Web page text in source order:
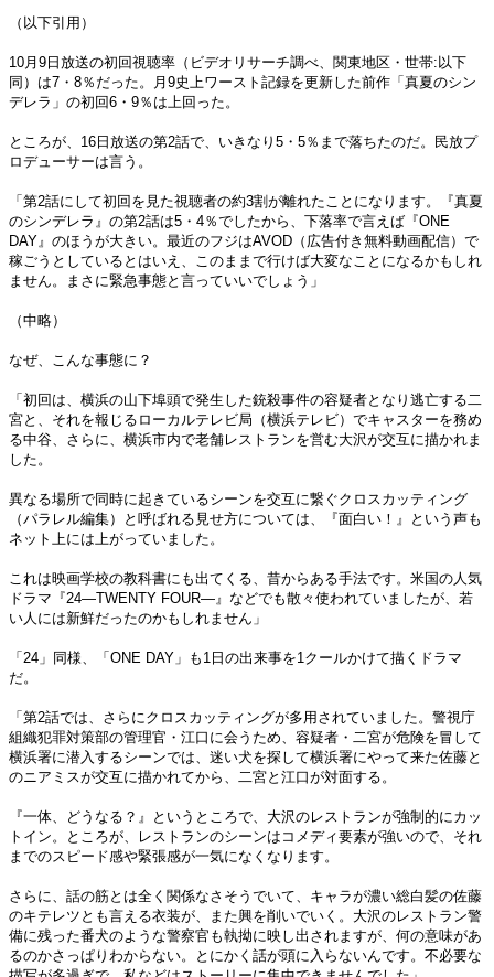
（以下引用）
10月9日放送の初回視聴率（ビデオリサーチ調べ、関東地区・世帯:以下
同）は7・8％だった。月9史上ワースト記録を更新した前作「真夏のシン
デレラ」の初回6・9％は上回った。
ところが、16日放送の第2話で、いきなり5・5％まで落ちたのだ。民放プ
ロデューサーは言う。
「第2話にして初回を見た視聴者の約3割が離れたことになります。『真夏
のシンデレラ』の第2話は5・4％でしたから、下落率で言えば『ONE
DAY』のほうが大きい。最近のフジはAVOD（広告付き無料動画配信）で
稼ごうとしているとはいえ、このままで行けば大変なことになるかもしれ
ません。まさに緊急事態と言っていいでしょう」
（中略）
なぜ、こんな事態に？
「初回は、横浜の山下埠頭で発生した銃殺事件の容疑者となり逃亡する二
宮と、それを報じるローカルテレビ局（横浜テレビ）でキャスターを務め
る中谷、さらに、横浜市内で老舗レストランを営む大沢が交互に描かれま
した。
異なる場所で同時に起きているシーンを交互に繋ぐクロスカッティング
（パラレル編集）と呼ばれる見せ方については、『面白い！』という声も
ネット上には上がっていました。
これは映画学校の教科書にも出てくる、昔からある手法です。米国の人気
ドラマ『24―TWENTY FOUR―』などでも散々使われていましたが、若
い人には新鮮だったのかもしれません」
「24」同様、「ONE DAY」も1日の出来事を1クールかけて描くドラマ
だ。
「第2話では、さらにクロスカッティングが多用されていました。警視庁
組織犯罪対策部の管理官・江口に会うため、容疑者・二宮が危険を冒して
横浜署に潜入するシーンでは、迷い犬を探して横浜署にやって来た佐藤と
のニアミスが交互に描かれてから、二宮と江口が対面する。
『一体、どうなる？』というところで、大沢のレストランが強制的にカッ
トイン。ところが、レストランのシーンはコメディ要素が強いので、それ
までのスピード感や緊張感が一気になくなります。
さらに、話の筋とは全く関係なさそうでいて、キャラが濃い総白髪の佐藤
のキテレツとも言える衣装が、また興を削いでいく。大沢のレストラン警
備に残った番犬のような警察官も執拗に映し出されますが、何の意味があ
るのかさっぱりわからない。とにかく話が頭に入らないんです。不必要な